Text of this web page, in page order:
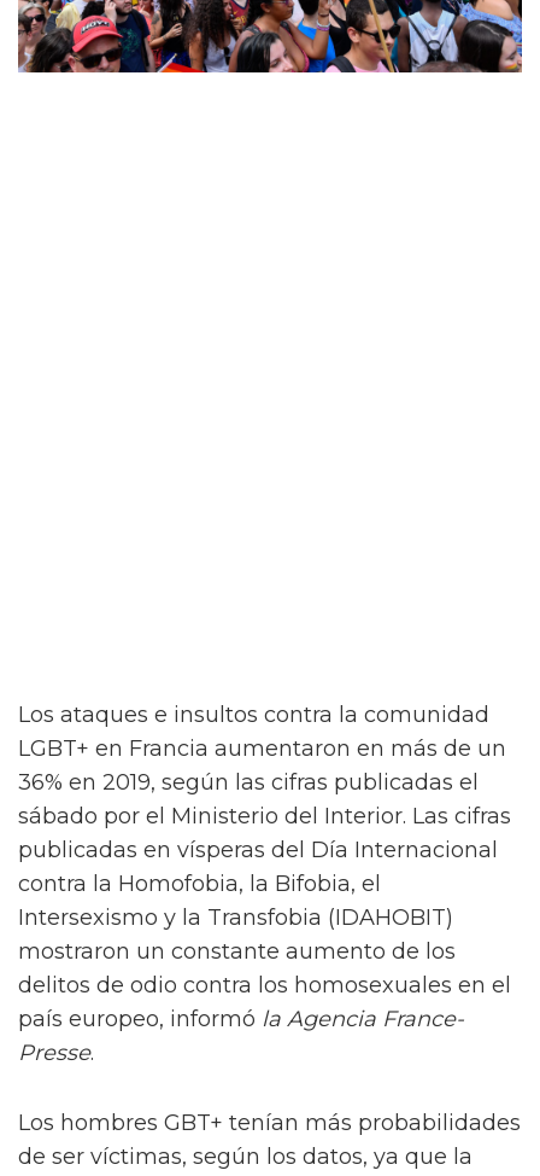
Los ataques e insultos contra la comunidad
LGBT+ en Francia aumentaron en más de un
36% en 2019, según las cifras publicadas el
sábado por el Ministerio del Interior. Las cifras
publicadas en vísperas del Día Internacional
contra la Homofobia, la Bifobia, el
Intersexismo y la Transfobia (IDAHOBIT)
mostraron un constante aumento de los
delitos de odio contra los homosexuales en el
país europeo, informó la Agencia France-
Presse.
Los hombres GBT+ tenían más probabilidades
de ser víctimas, según los datos, ya que la